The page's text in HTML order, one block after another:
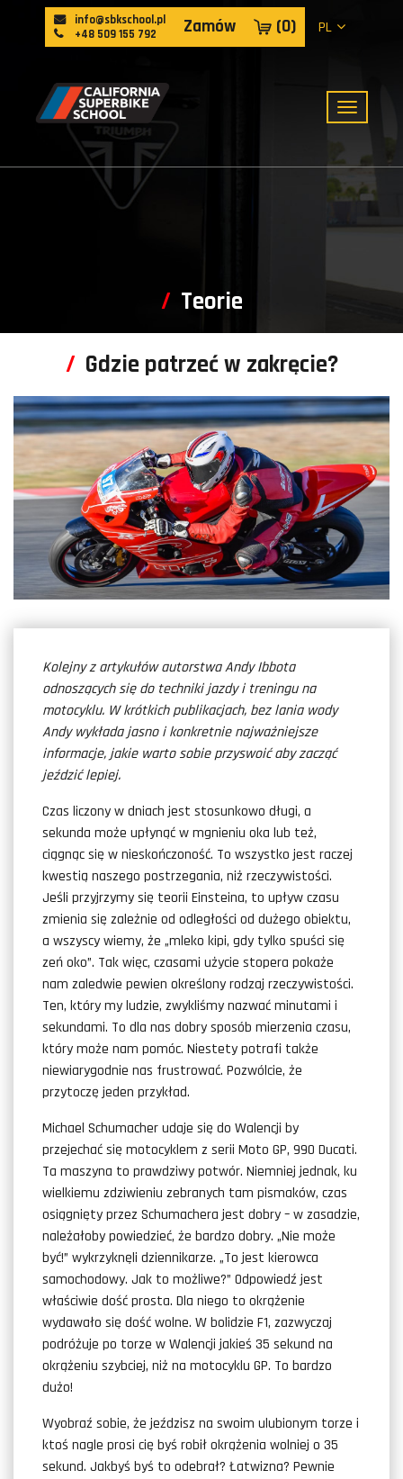
info@sbkschool.pl
+48 509 155 792
Zamów (0) PL
Teorie
Gdzie patrzeć w zakręcie?
Kolejny z artykułów autorstwa Andy Ibbota
odnoszących się do techniki jazdy i treningu na
motocyklu. W krótkich publikacjach, bez lania wody
Andy wykłada jasno i konkretnie najważniejsze
informacje, jakie warto sobie przyswoić aby zacząć
jeździć lepiej.
Czas liczony w dniach jest stosunkowo długi, a
sekunda może upłynąć w mgnieniu oka lub też,
ciągnąc się w nieskończoność. To wszystko jest raczej
kwestią naszego postrzegania, niż rzeczywistości.
Jeśli przyjrzymy się teorii Einsteina, to upływ czasu
zmienia się zależnie od odległości od dużego obiektu,
a wszyscy wiemy, że „mleko kipi, gdy tylko spuści się
zeń oko”. Tak więc, czasami użycie stopera pokaże
nam zaledwie pewien określony rodzaj rzeczywistości.
Ten, który my ludzie, zwykliśmy nazwać minutami i
sekundami. To dla nas dobry sposób mierzenia czasu,
który może nam pomóc. Niestety potrafi także
niewiarygodnie nas frustrować. Pozwólcie, że
przytoczę jeden przykład.
Michael Schumacher udaje się do Walencji by
przejechać się motocyklem z serii Moto GP, 990 Ducati.
Ta maszyna to prawdziwy potwór. Niemniej jednak, ku
wielkiemu zdziwieniu zebranych tam pismaków, czas
osiągnięty przez Schumachera jest dobry – w zasadzie,
należałoby powiedzieć, że bardzo dobry. „Nie może
być!” wykrzyknęli dziennikarze. „To jest kierowca
samochodowy. Jak to możliwe?” Odpowiedź jest
właściwie dość prosta. Dla niego to okrążenie
wydawało się dość wolne. W bolidzie F1, zazwyczaj
podróżuje po torze w Walencji jakieś 35 sekund na
okrążeniu szybciej, niż na motocyklu GP. To bardzo
dużo!
Wyobraź sobie, że jeździsz na swoim ulubionym torze i
ktoś nagle prosi cię byś robił okrążenia wolniej o 35
sekund. Jakbyś byś to odebrał? Łatwizna? Pewnie